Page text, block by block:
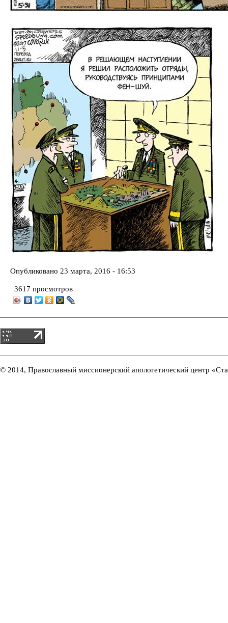
Опубликовано 23 марта, 2016 - 16:53
3617 просмотров
© 2014, Православный миссионерский апологетический центр